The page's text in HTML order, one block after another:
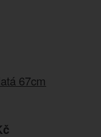
67cm